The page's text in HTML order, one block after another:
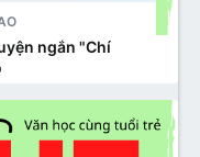
ngắn "Chí